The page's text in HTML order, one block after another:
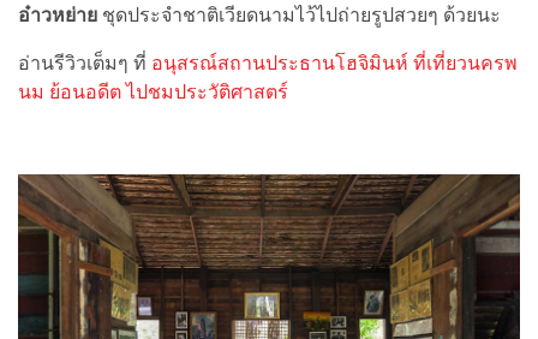
อ๋าวหย่าย ชุดประจำชาติเวียดนามไว้ไปถ่ายรูปสวยๆ ด้วยนะ
อ่านรีวิวเต็มๆ ที่ อนุสรณ์สถานประธานโฮจิมินห์ ที่เที่ยวนครพ
นม ย้อนอดีต ไปชมประวัติศาสตร์